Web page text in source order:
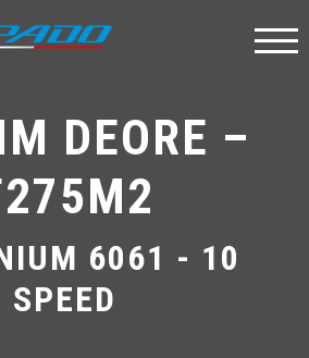
DEORE –
6061 - 10
SPEED